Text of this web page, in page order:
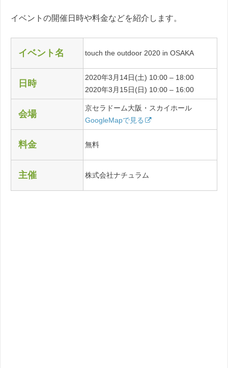
イベントの開催日時や料金などを紹介します。
イベント名 touch the outdoor 2020 in OSAKA
日時
2020年3月14日(土) 10:00 – 18:00
2020年3月15日(日) 10:00 – 16:00
会場
京セラドーム大阪・スカイホール
GoogleMapで見る
料金 無料
主催 株式会社ナチュラム